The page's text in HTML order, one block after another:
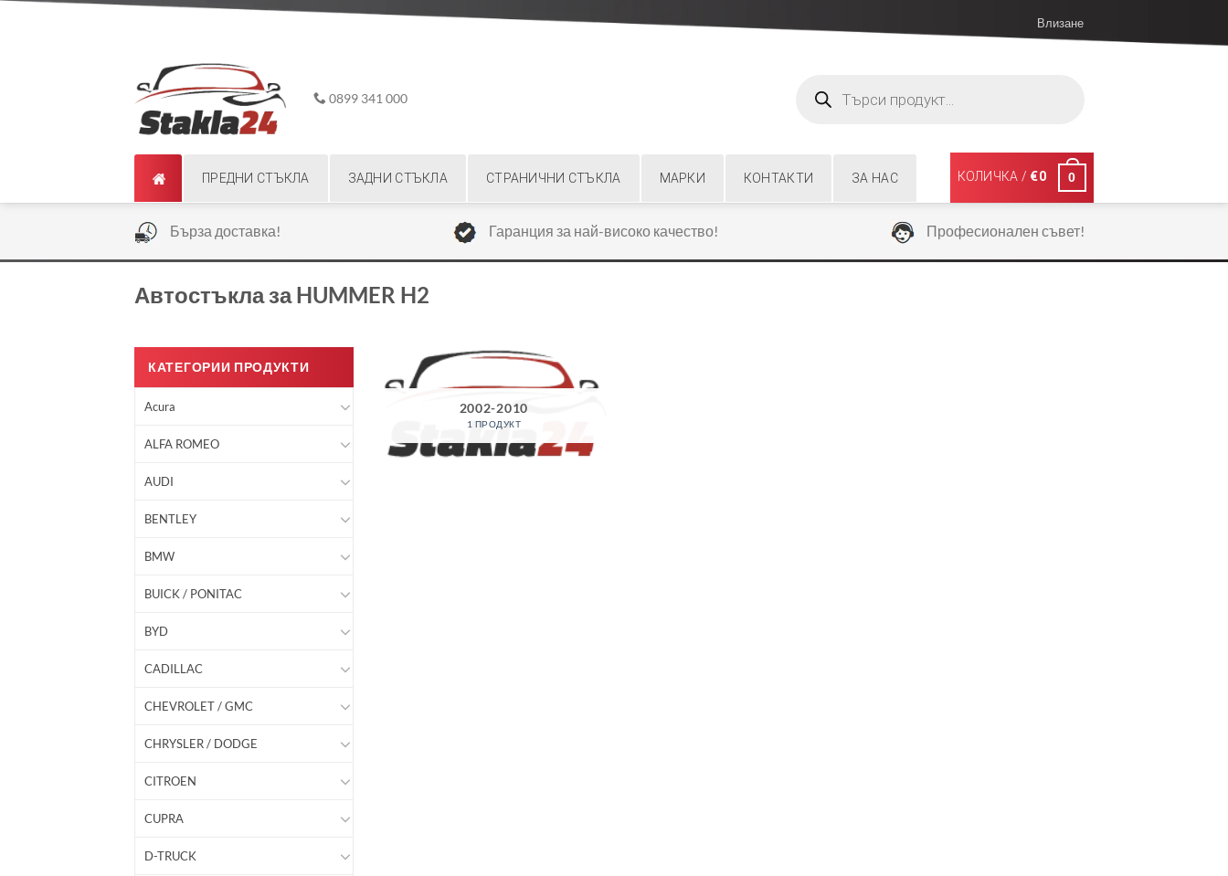
Влизане
0899 341 000
search
ПРЕДНИ СТЪКЛА ЗАДНИ СТЪКЛА СТРАНИЧНИ СТЪКЛА МАРКИ КОНТАКТИ ЗА НАС КОЛИЧКА / €0 0
Бърза доставка! Гаранция за най-високо качество! Професионален съвет!
Автостъкла за HUMMER H2
КАТЕГОРИИ ПРОДУКТИ
Acura
ALFA ROMEO
AUDI
BENTLEY
BMW
BUICK / PONITAC
BYD
CADILLAC
CHEVROLET / GMC
CHRYSLER / DODGE
CITROEN
CUPRA
D-TRUCK
2002-2010
1 ПРОДУКТ